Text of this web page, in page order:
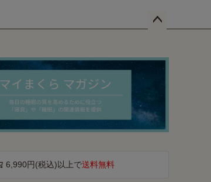
ップ
6,990円(税込)以上で送料無料